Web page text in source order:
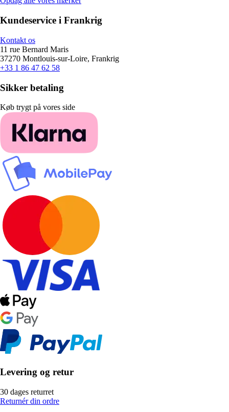
Kundeservice i Frankrig
Kontakt os
11 rue Bernard Maris
37270 Montlouis-sur-Loire, Frankrig
+33 1 86 47 62 58
Sikker betaling
Køb trygt på vores side
Levering og retur
30 dages returret
Returnér din ordre